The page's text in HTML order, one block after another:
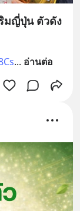
มญี่ปุ่น ตัวดัง
... อ่านต่อ